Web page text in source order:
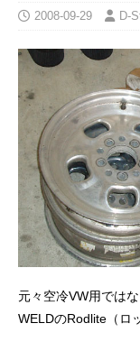
2008-09-29 D-
元々空冷VW用では
WELDのRodlite（ロ